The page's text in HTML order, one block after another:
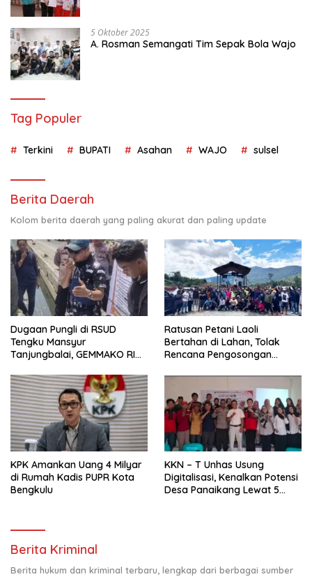
5 Oktober 2025
A. Rosman Semangati Tim Sepak Bola Wajo
Tag Populer
Terkini BUPATI Asahan WAJO sulsel
Berita Daerah
Kolom berita daerah yang paling akurat dan paling update
Dugaan Pungli di RSUD
Tengku Mansyur
Tanjungbalai, GEMMAKO RI
Tuntas
Ratusan Petani Laoli
Bertahan di Lahan, Tolak
Rencana Pengosongan
KPK Amankan Uang 4 Milyar
di Rumah Kadis PUPR Kota
Bengkulu
KKN – T Unhas Usung
Digitalisasi, Kenalkan Potensi
Desa Panaikang Lewat 5
Berita Kriminal
Berita hukum dan kriminal terbaru, lengkap dari berbagai sumber